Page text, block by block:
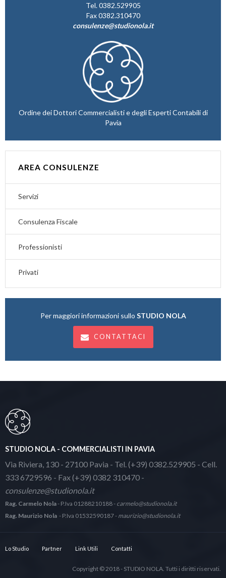
Tel. 0382.529905
Fax 0382.310470
consulenze@studionola.it
Ordine dei Dottori Commercialisti e degli Esperti Contabili di
Pavia
AREA CONSULENZE
Servizi
Consulenza Fiscale
Professionisti
Privati
Per maggiori informazioni sullo STUDIO NOLA
CONTATTACI
STUDIO NOLA - COMMERCIALISTI IN PAVIA
Via Riviera, 130 - 27100 Pavia - Tel. (+39) 0382.529905 - Cell.
333 6729596 - Fax (+39) 0382 310470 -
consulenze@studionola.it
Rag. Carmelo Nola- P.Iva 01288210188 - carmelo@studionola.it
Rag. Maurizio Nola - P.Iva 01532590187 - maurizio@studionola.it
Lo Studio Partner Link Utili Contatti
Copyright © 2018 - STUDIO NOLA. Tutti i diritti riservati.